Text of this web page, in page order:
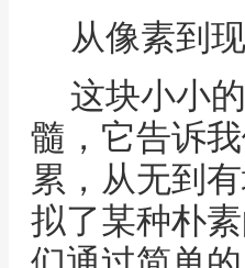
从像素到
这块小小
髓，它告诉
累，从无到
拟了某种朴